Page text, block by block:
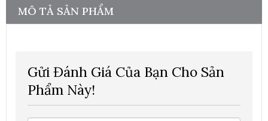
MÔ TẢ SẢN PHẨM
Gửi Đánh Giá Của Bạn Cho Sản
Phẩm Này!